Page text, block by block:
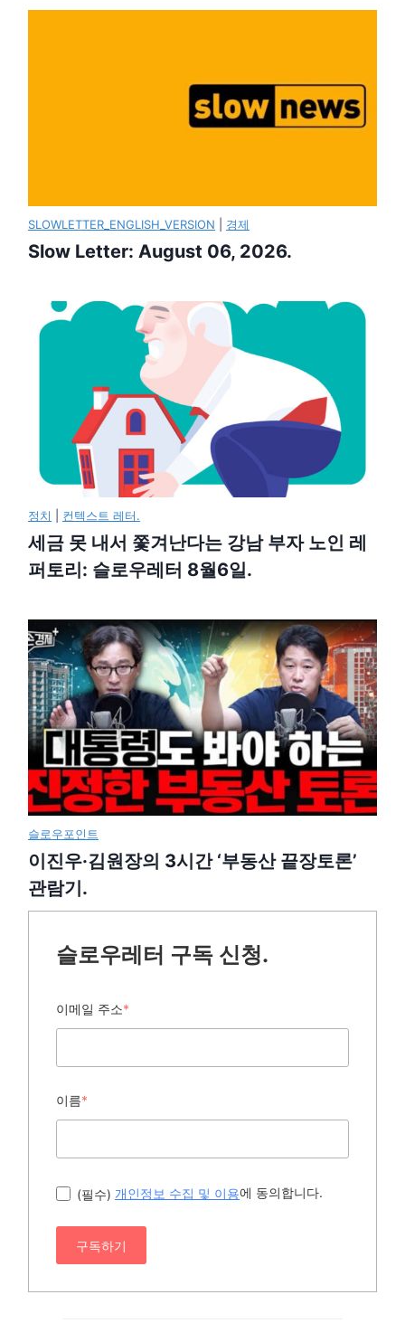
SLOWLETTER_ENGLISH_VERSION 경제
Slow Letter: August 06, 2026.
정치 컨텍스트 레터.
세금 못 내서 쫓겨난다는 강남 부자 노인 레
퍼토리: 슬로우레터 8월6일.
슬로우포인트
이진우·김원장의 3시간 ‘부동산 끝장토론’
관람기.
슬로우레터 구독 신청.
이메일 주소*
이름*
(필수) 개인정보 수집 및 이용에 동의합니다.
구독하기